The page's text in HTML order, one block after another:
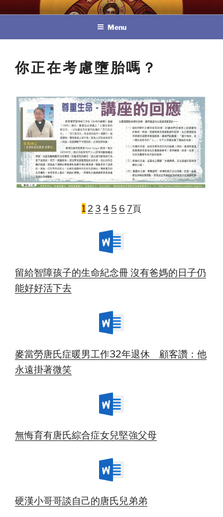
to
教區婚姻與家庭牧民委員會
Menu
你正在考慮墮胎嗎？
1 2 3 4 5 6 7頁
留給智障孩子的生命紀念冊 沒有爸媽的日子仍
能好好活下去
麥當勞唐氏症暖男工作32年退休 顧客讚：他
永遠掛著微笑
無悔育有唐氏綜合症女兒堅強父母
硬漢小哥哥談自己的唐氏兒弟弟